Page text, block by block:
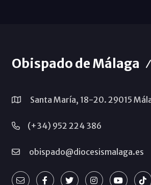
Obispado de Málaga
Santa María, 18-20. 29015
(+34) 952 224 386
obispado@diocesismalaga.es